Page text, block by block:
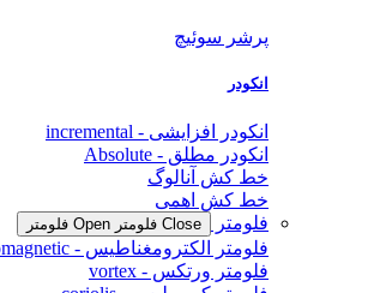
پرشر سوئیچ
انکودر
انکودر افزایشی - incremental
انکودر مطلق - Absolute
خط کش آنالوگ
خط کش اهمی
فلومتر
Close فلومتر Open فلومتر
فلومتر الکترومغناطیس - electromagnetic
فلومتر ورتکس - vortex